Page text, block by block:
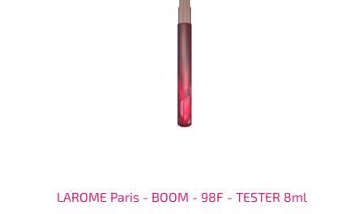
LAROME Paris - BOOM - 98F - TESTER 8ml